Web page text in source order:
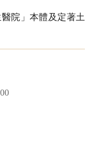
院」本體及定著土